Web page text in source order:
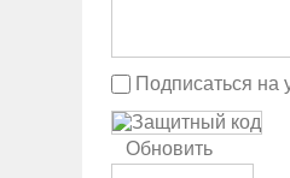
Подписаться
Обновить